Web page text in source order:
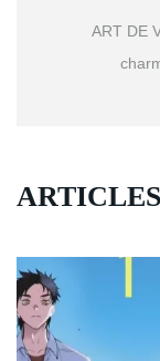
ART DE